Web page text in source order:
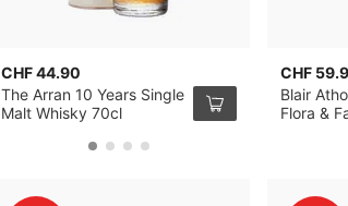
CHF 44.90
The Arran 10 Years Single
Malt Whisky 70cl
CHF
Blair
Flora &